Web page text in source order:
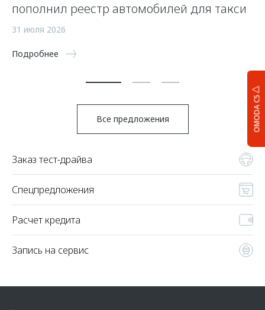
OMODA C5
пополнил реестр автомобилей для такси
31 июля 2026
Подробнее
Все предложения
Заказ тест-драйва
Спецпредложения
Расчет кредита
Запись на сервис